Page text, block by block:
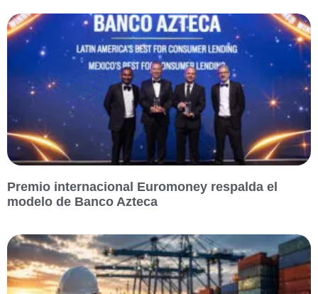
Premio internacional Euromoney respalda el
modelo de Banco Azteca